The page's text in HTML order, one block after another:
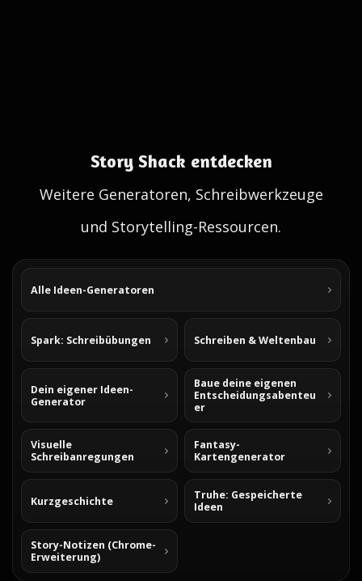
Story Shack entdecken
Weitere Generatoren, Schreibwerkzeuge
und Storytelling-Ressourcen.
Alle Ideen-Generatoren
Spark: Schreibübungen Schreiben & Weltenbau
Dein eigener Ideen-
Generator
Baue deine eigenen
Entscheidungsabenteu
er
Visuelle
Schreibanregungen
Fantasy-
Kartengenerator
Kurzgeschichte
Truhe: Gespeicherte
Ideen
Story-Notizen (Chrome-
Erweiterung)